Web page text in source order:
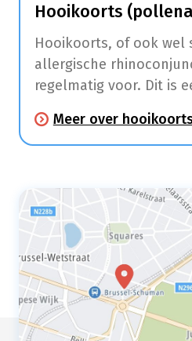
Hooikoorts
Hooikoorts, of ook wel
allergische
regelmatig voor. Dit is
slijmvliezen van de
neusloop, jeuk,
Meer over